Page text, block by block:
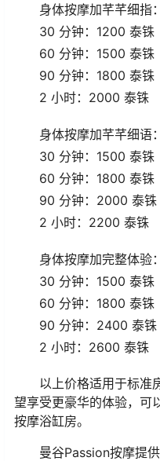
身体按摩加芊芊细指：
30 分钟：1200 泰铢
60 分钟：1500 泰铢
90 分钟：1800 泰铢
2 小时：2000 泰铢
身体按摩加芊芊细语：
30 分钟：1500 泰铢
60 分钟：1800 泰铢
90 分钟：2000 泰铢
2 小时：2200 泰铢
身体按摩加完整体验：
30 分钟：1500 泰铢
60 分钟：1800 泰铢
90 分钟：2400 泰铢
2 小时：2600 泰铢
以上价格适用于标准
望享受更豪华的体验，可
按摩浴缸房。
曼谷Passion按摩提